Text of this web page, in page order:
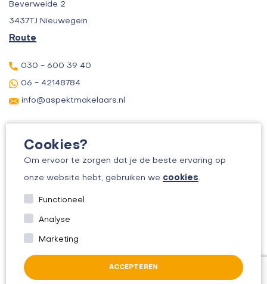
Cookies?
Om ervoor te zorgen dat je de beste ervaring op
onze website hebt, gebruiken we cookies.
Functioneel
Analyse
Marketing
ACCEPTEREN
Verhuur
Beverweide 2
3437TJ Nieuwegein
Route
030 - 600 39 40
06 - 42148784
info@aspektmakelaars.nl